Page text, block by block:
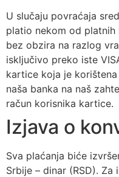
U slučaju povraćaja
platio nekom od
bez obzira na razlog
isključivo preko iste
kartice koja je
naša banka na naš
račun korisnika kartice.
Izjava o
Sva plaćanja biće
Srbije – dinar (RSD).